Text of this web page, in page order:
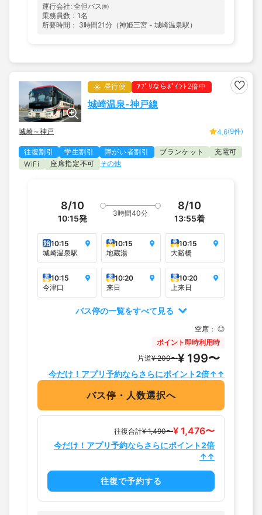
運行会社: 全但バス㈱
乗務員数：1名
所要時間： 3時間21分（神姫三宮 - 城崎温泉駅）
昼行便 ｱﾌﾟﾘならﾎﾟｲﾝﾄ2倍中
城崎温泉-神戸線
城崎～神戸 4.6(9件)
往復割引 学生割引 障がい者割引 ブランケット
充電可
WiFi
座席指定不可 その他
8/10
10:15発
3時間40分
8/10
13:55着
始10:15
城崎温泉駅
乗
降 10:15
地蔵湯
乗
降 10:15
大谿橋
乗
降 10:15
今津口
乗
降 10:20
来日
乗
降 10:20
上来日
バス停の一覧をすべて見る
空席： ◎
ポイント即時利用時
片道¥ 200〜¥ 199〜
今だけ！アプリ予約ならさらにポイント2倍↑↑
バス停・人数選択へ
往復合計¥ 1,490〜¥ 1,476〜
今だけ！アプリ予約ならさらにポイント2倍
↑↑
往復で予約する